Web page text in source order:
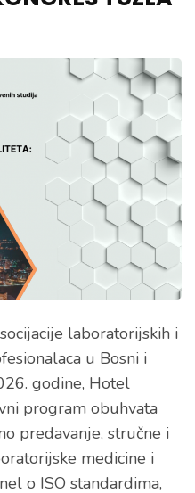
laboratorijskih i
u Bosni i
godine, Hotel
program obuhvata
predavanje, stručne i
medicine i
o ISO standardima,